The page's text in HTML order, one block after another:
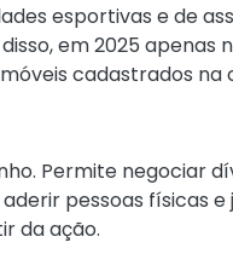
esportivas e de
em 2025 apenas
cadastrados na
Permite negociar
pessoas
da ação.